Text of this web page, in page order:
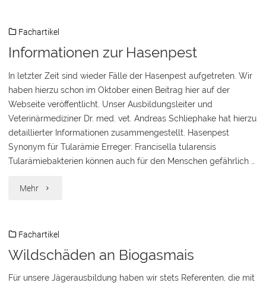
Kitzrettung"
Fachartikel
Informationen zur Hasenpest
In letzter Zeit sind wieder Fälle der Hasenpest aufgetreten. Wir
haben hierzu schon im Oktober einen Beitrag hier auf der
Webseite veröffentlicht. Unser Ausbildungsleiter und
Veterinärmediziner Dr. med. vet. Andreas Schliephake hat hierzu
detaillierter Informationen zusammengestellt. Hasenpest
Synonym für Tularämie Erreger: Francisella tularensis
Tularämiebakterien können auch für den Menschen gefährlich …
Mehr "Informationen
Hasenpest"
Fachartikel
Wildschäden an Biogasmais
Für unsere Jägerausbildung haben wir stets Referenten, die mit